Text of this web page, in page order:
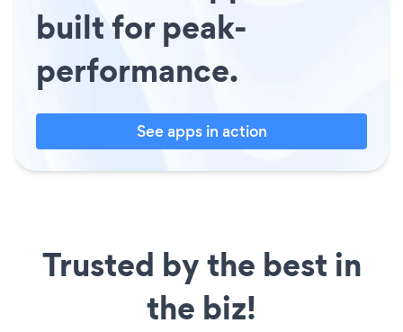
built for peak-
performance.
See apps in action
Trusted by the best in
the biz!